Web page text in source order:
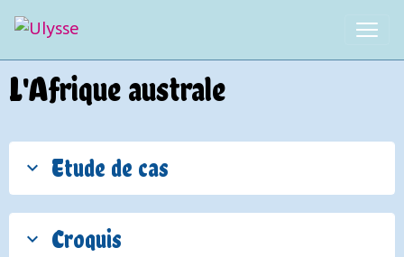
L'Afrique australe
Etude de cas
Croquis